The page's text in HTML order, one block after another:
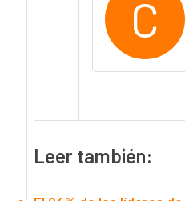
C
Leer también: